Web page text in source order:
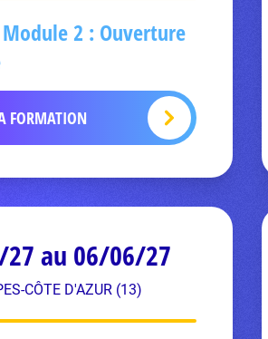
2 : Ouverture
FORMATION
au 06/06/27
CÔTE D'AZUR (13)